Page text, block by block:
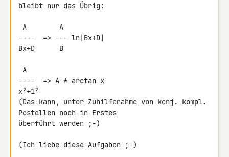
bleibt nur das Übrig:
----  => --- ln|Bx+D|
Bx+D      B
----  => A * arctan x
x²+1²
(Das kann, unter Zuhilfenahme von konj. kompl.
Postellen noch in Erstes
überführt werden ;-)
(Ich liebe diese Aufgaben ;-)